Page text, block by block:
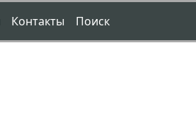
Контакты Поиск